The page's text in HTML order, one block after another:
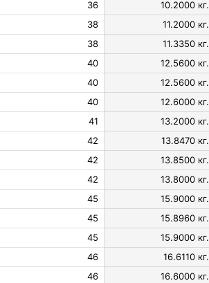
36 10.2000 кг.
38 11.2000 кг.
38 11.3350 кг.
40 12.5600 кг.
40 12.5600 кг.
40 12.6000 кг.
41 13.2000 кг.
42 13.8470 кг.
42 13.8500 кг.
42 13.8000 кг.
45 15.9000 кг.
45 15.8960 кг.
45 15.9000 кг.
46 16.6110 кг.
46 16.6000 кг.